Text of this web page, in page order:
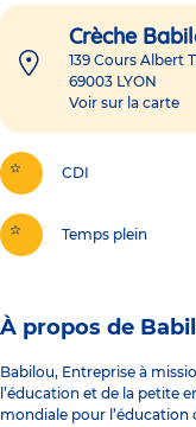
Crèche
139 Cours Albert
69003 LYON
Voir sur la carte
CDI
Temps plein
À propos de
Babilou, Entreprise à
l’éducation et de la petite
mondiale pour l’éducation